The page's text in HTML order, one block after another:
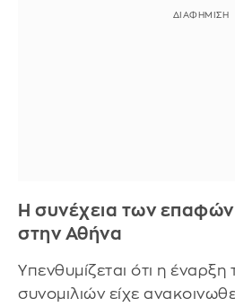
Η συνέχεια των
στην Αθήνα
Υπενθυμίζεται ότι η έναρξη
συνομιλιών είχε